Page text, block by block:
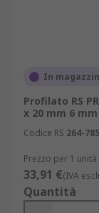
In
Profilato RS
x 20 mm 6
Codice RS 264-
Prezzo per 1 unità
33,91 €(IVA
Quantità